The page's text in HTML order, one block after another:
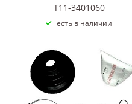
T11-3401060
есть в наличии